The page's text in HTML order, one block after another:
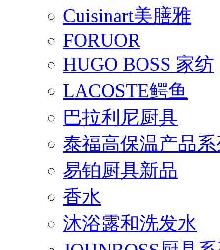
Cuisinart美膳雅
FORUOR
HUGO BOSS 家纺
LACOSTE鳄鱼
巴拉利尼厨具
泰福高保温产品
易铂厨具新品
香水
沐浴露和洗发水